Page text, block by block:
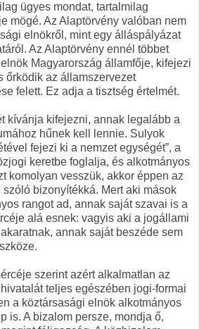
ügyes mondat, tartalmilag
mögé. Az Alaptörvény valóban nem
elnökről, mint egy álláspályázat
Az Alaptörvény ennél többet
Magyarország államfője, kifejezi
őrködik az államszervezet
felett. Ez adja a tisztség értelmét.
kívánja kifejezni, annak legalább a
hűnek kell lennie. Sulyok
fejezi ki a nemzet egységét”, a
keretbe foglalja, és alkotmányos
komolyan vesszük, akkor éppen az
bizonyítékká. Mert aki mások
rangot ad, annak saját szavai is a
alá esnek: vagyis aki a jogállami
annak saját beszéde sem
szerint azért alkalmatlan az
teljes egészében jogi-formai
a köztársasági elnök alkotmányos
is. A bizalom persze, mondja ő,